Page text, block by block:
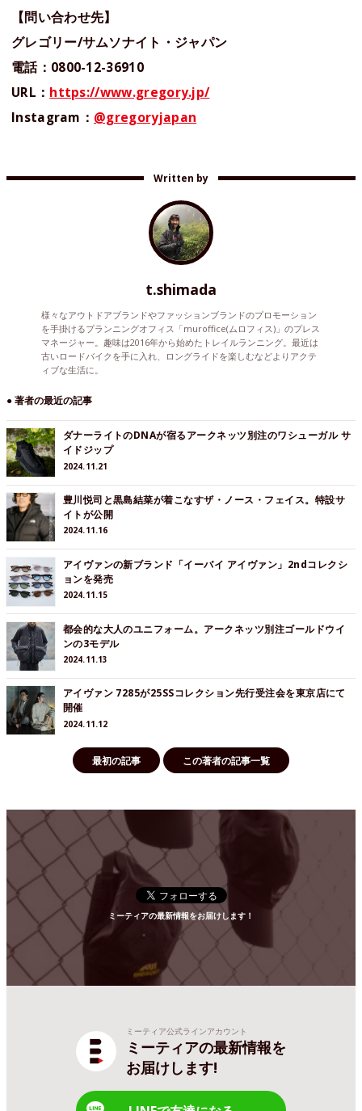
【問い合わせ先】
グレゴリー/サムソナイト・ジャパン
電話：0800-12-36910
URL： https://www.gregory.jp/
Instagram： @gregoryjapan
Written by
t.shimada
様々なアウトドアブランドやファッションブランドのプロモーション
を手掛けるプランニングオフィス「muroffice(ムロフィス)」のプレス
マネージャー。趣味は2016年から始めたトレイルランニング。最近は
古いロードバイクを手に入れ、ロングライドを楽しむなどよりアクテ
ィブな生活に。
● 著者の最近の記事
ダナーライトのDNAが宿るアークネッツ別注のワシューガル サ
イドジップ
2024.11.21
豊川悦司と黒島結菜が着こなすザ・ノース・フェイス。特設サ
イトが公開
2024.11.16
アイヴァンの新ブランド「イーバイ アイヴァン」2ndコレクシ
ョンを発売
2024.11.15
都会的な大人のユニフォーム。アークネッツ別注ゴールドウイ
ンの3モデル
2024.11.13
アイヴァン 7285が25SSコレクション先行受注会を東京店にて
開催
2024.11.12
最初の記事 この著者の記事一覧
ミーティアの最新情報をお届けします！
ミーティア公式ラインアカウント
ミーティアの最新情報を
お届けします!